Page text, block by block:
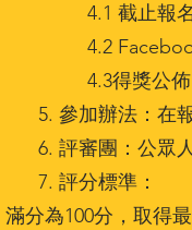
4.1 截止報名
4.2 Facebook 按
4.3得獎公佈日
5. 參加辦法：在報
6. 評審團：公眾人
7. 評分標準：
滿分為100分，取得